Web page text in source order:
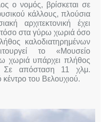
ο νομός, βρίσκεται σε
κάλλους, πλούσια
αρχιτεκτονική έχει
τόσο στα γύρω χωριά όσο
καλοδιατηρημένων
το «Μουσείο
χωριά υπάρχει πλήθος
Σε απόσταση 11 χλμ.
κέντρο του Βελουχιού.